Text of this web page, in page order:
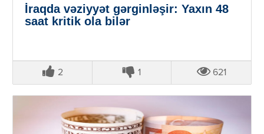
İraqda vəziyyət gərginləşir: Yaxın 48
saat kritik ola bilər
2 1 621